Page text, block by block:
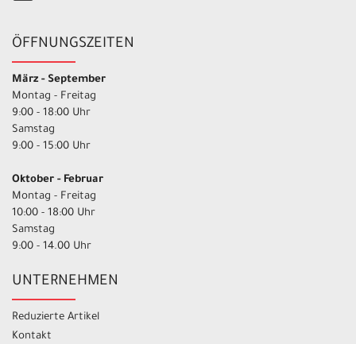
ÖFFNUNGSZEITEN
März - September
Montag - Freitag
9:00 - 18:00 Uhr
Samstag
9:00 - 15:00 Uhr
Oktober - Februar
Montag - Freitag
10:00 - 18:00 Uhr
Samstag
9:00 - 14.00 Uhr
UNTERNEHMEN
Reduzierte Artikel
Kontakt